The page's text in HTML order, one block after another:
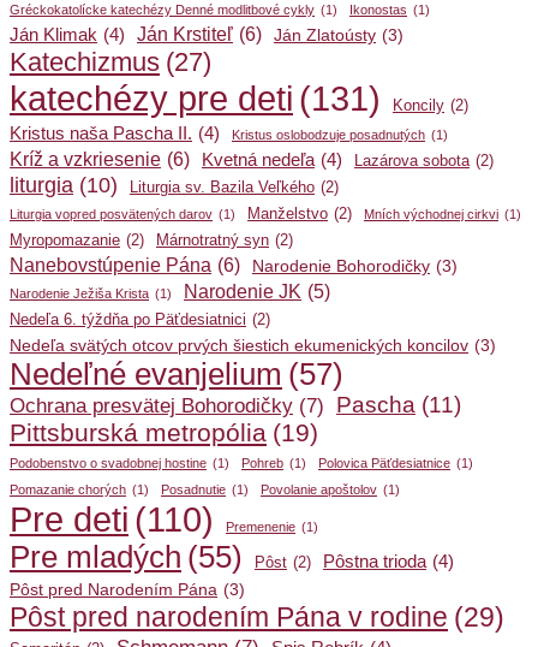
Gréckokatolícke katechézy Denné modlitbové cykly (1) Ikonostas (1)
Ján Klimak (4) Ján Krstiteľ (6) Ján Zlatoústy (3)
Katechizmus (27)
katechézy pre deti (131) Koncily (2)
Kristus naša Pascha II. (4) Kristus oslobodzuje posadnutých (1)
Kríž a vzkriesenie (6) Kvetná nedeľa (4) Lazárova sobota (2)
liturgia (10) Liturgia sv. Bazila Veľkého (2)
Liturgia vopred posvätených darov (1) Manželstvo (2) Mních východnej cirkvi (1)
Myropomazanie (2) Márnotratný syn (2)
Nanebovstúpenie Pána (6) Narodenie Bohorodičky (3)
Narodenie Ježiša Krista (1) Narodenie JK (5)
Nedeľa 6. týždňa po Päťdesiatnici (2)
Nedeľa svätých otcov prvých šiestich ekumenických koncilov (3)
Nedeľné evanjelium (57)
Ochrana presvätej Bohorodičky (7) Pascha (11)
Pittsburská metropólia (19)
Podobenstvo o svadobnej hostine (1) Pohreb (1) Polovica Päťdesiatnice (1)
Pomazanie chorých (1) Posadnutie (1) Povolanie apoštolov (1)
Pre deti (110) Premenenie (1)
Pre mladých (55) Pôst (2) Pôstna trioda (4)
Pôst pred Narodením Pána (3)
Pôst pred narodením Pána v rodine (29)